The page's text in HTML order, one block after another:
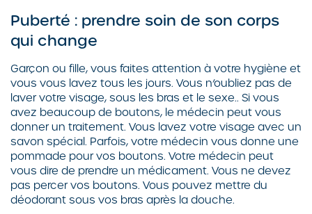
Puberté : prendre soin de son corps
qui change
Garçon ou fille, vous faites attention à votre hygiène et
vous vous lavez tous les jours. Vous n’oubliez pas de
laver votre visage, sous les bras et le sexe.. Si vous
avez beaucoup de boutons, le médecin peut vous
donner un traitement. Vous lavez votre visage avec un
savon spécial. Parfois, votre médecin vous donne une
pommade pour vos boutons. Votre médecin peut
vous dire de prendre un médicament. Vous ne devez
pas percer vos boutons. Vous pouvez mettre du
déodorant sous vos bras après la douche.